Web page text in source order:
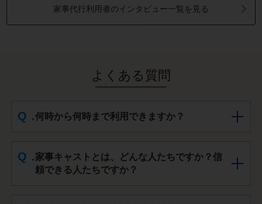
家事代行利用者のインタビュー一覧を見る
よくある質問
何時から何時まで利用できますか？
家事キャストとは、どんな人たちですか？信
頼できる人たちですか？